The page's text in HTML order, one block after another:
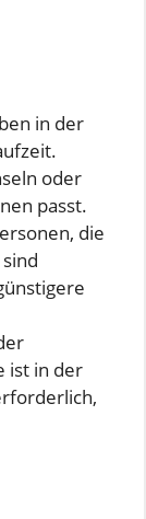
in der
oder
passt.
die
ist in der